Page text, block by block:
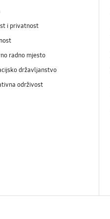
i privatnost
radno mjesto
državljanstvo
održivost